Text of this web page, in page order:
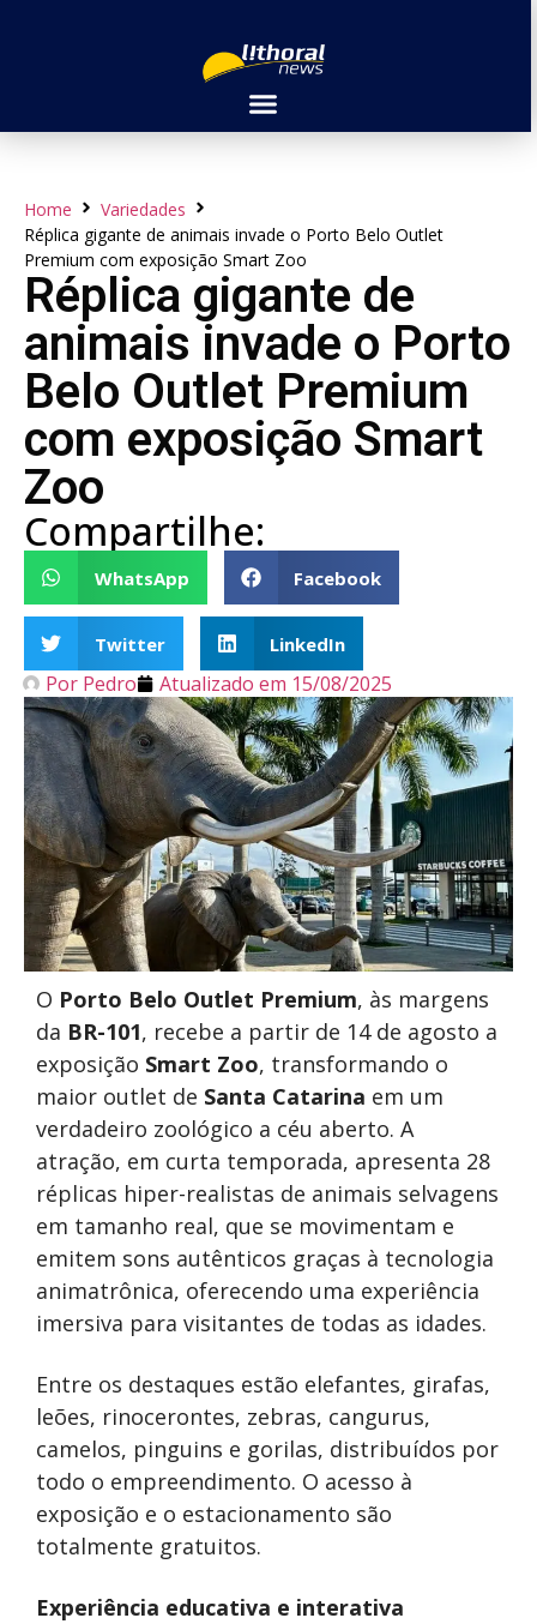
Home
Variedades
Réplica gigante de animais invade o Porto Belo Outlet
Premium com exposição Smart Zoo
Réplica gigante de
animais invade o Porto
Belo Outlet Premium
com exposição Smart
Zoo
Compartilhe:
WhatsApp Facebook
Twitter LinkedIn
Por Pedro Atualizado em 15/08/2025
O Porto Belo Outlet Premium, às margens
da BR-101, recebe a partir de 14 de agosto a
exposição Smart Zoo, transformando o
maior outlet de Santa Catarina em um
verdadeiro zoológico a céu aberto. A
atração, em curta temporada, apresenta 28
réplicas hiper-realistas de animais selvagens
em tamanho real, que se movimentam e
emitem sons autênticos graças à tecnologia
animatrônica, oferecendo uma experiência
imersiva para visitantes de todas as idades.
Entre os destaques estão elefantes, girafas,
leões, rinocerontes, zebras, cangurus,
camelos, pinguins e gorilas, distribuídos por
todo o empreendimento. O acesso à
exposição e o estacionamento são
totalmente gratuitos.
Experiência educativa e interativa